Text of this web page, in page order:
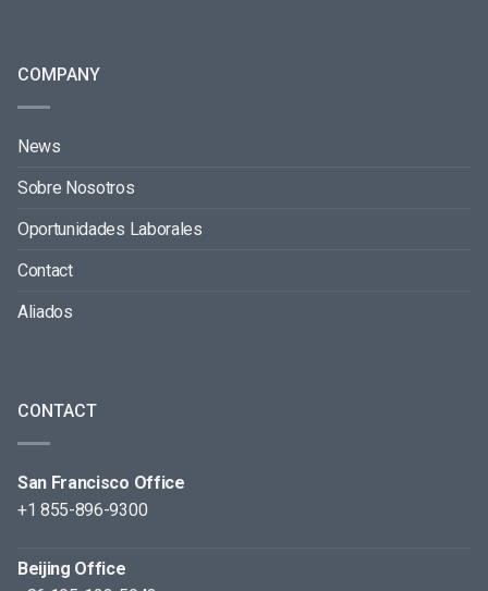
COMPANY
News
Sobre Nosotros
Oportunidades Laborales
Contact
Aliados
CONTACT
San Francisco Office
+1 855-896-9300
Beijing Office